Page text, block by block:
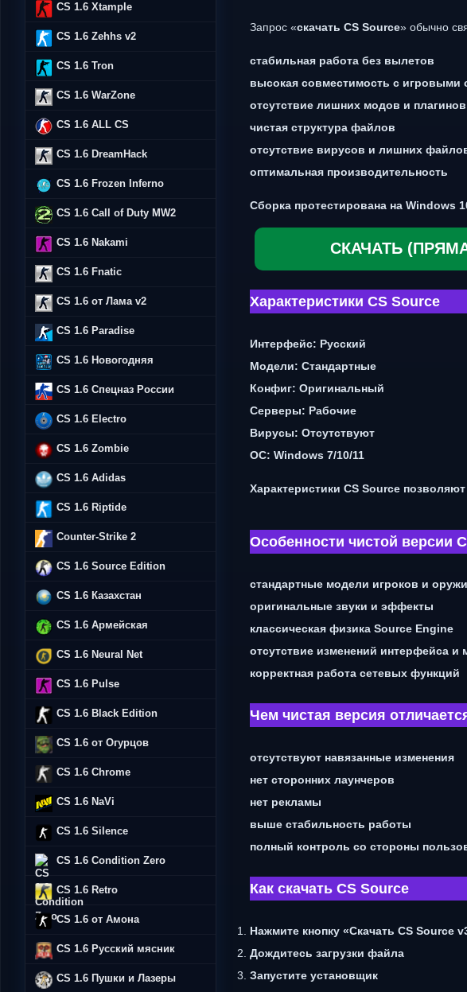
CS 1.6 Xtample
CS 1.6 Zehhs v2
CS 1.6 Tron
CS 1.6 WarZone
CS 1.6 ALL CS
CS 1.6 DreamHack
CS 1.6 Frozen Inferno
CS 1.6 Call of Duty MW2
CS 1.6 Nakami
CS 1.6 Fnatic
CS 1.6 от Лама v2
CS 1.6 Paradise
CS 1.6 Новогодняя
CS 1.6 Спецназ России
CS 1.6 Electro
CS 1.6 Zombie
CS 1.6 Adidas
CS 1.6 Riptide
Counter-Strike 2
CS 1.6 Source Edition
CS 1.6 Казахстан
CS 1.6 Армейская
CS 1.6 Neural Net
CS 1.6 Pulse
CS 1.6 Black Edition
CS 1.6 от Огурцов
CS 1.6 Chrome
CS 1.6 NaVi
CS 1.6 Silence
CS 1.6 Condition Zero
CS 1.6 Retro
CS 1.6 от Амона
CS 1.6 Русский мясник
CS 1.6 Пушки и Лазеры
Запрос «скачать CS Source» обычно
стабильная работа без вылетов
высокая совместимость с игровыми
отсутствие лишних модов и плагинов
чистая структура файлов
отсутствие вирусов и лишних
оптимальная производительность
Сборка протестирована на Windows
СКАЧАТЬ
Характеристики CS Source
Интерфейс: Русский
Модели: Стандартные
Конфиг: Оригинальный
Серверы: Рабочие
Вирусы: Отсутствуют
ОС: Windows 7/10/11
Характеристики CS Source
Особенности чистой версии
стандартные модели игроков и
оригинальные звуки и эффекты
классическая физика Source Engine
отсутствие изменений интерфейса и
корректная работа сетевых функций
Чем чистая версия
отсутствуют навязанные изменения
нет сторонних лаунчеров
нет рекламы
выше стабильность работы
полный контроль со стороны
Как скачать CS Source
Нажмите кнопку «Скачать CS Source
Дождитесь загрузки файла
Запустите установщик